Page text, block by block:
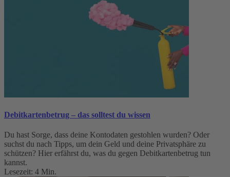
Debitkartenbetrug – das solltest du wissen
Du hast Sorge, dass deine Kontodaten gestohlen wurden? Oder
suchst du nach Tipps, um dein Geld und deine Privatsphäre zu
schützen? Hier erfährst du, was du gegen Debitkartenbetrug tun
kannst.
Lesezeit: 4 Min.